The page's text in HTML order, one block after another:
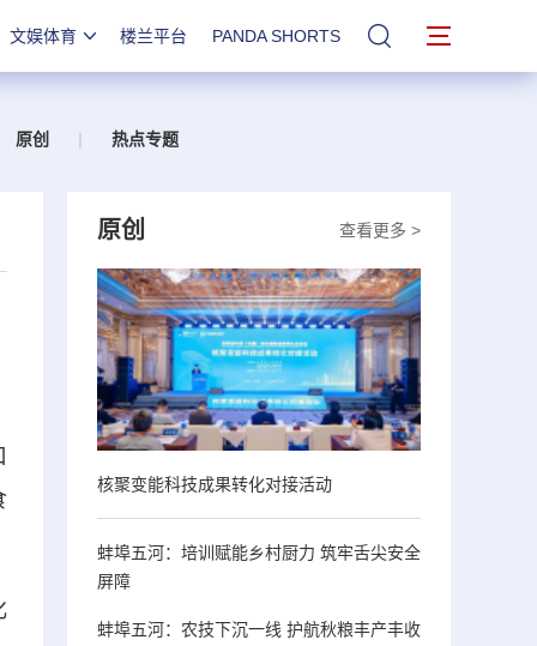
文娱体育 楼兰平台 PANDA SHORTS 站内搜索
原创 | 热点专题
查看更多 >
原创
核聚变能科技成果转化对接活动
蚌埠五河：培训赋能乡村厨力 筑牢舌尖安全
屏障
蚌埠五河：农技下沉一线 护航秋粮丰产丰收